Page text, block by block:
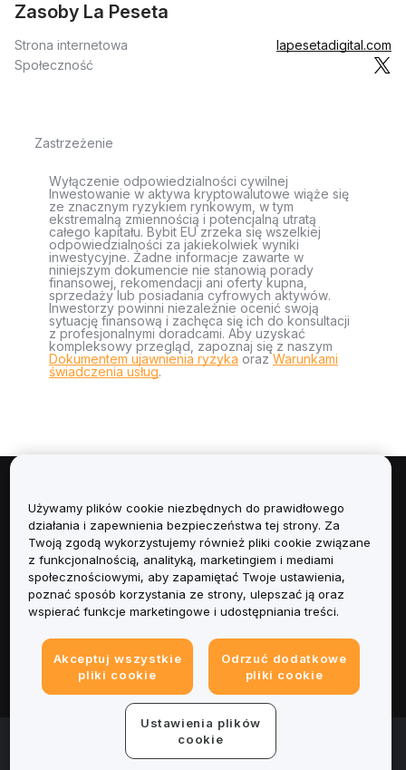
Zasoby La Peseta
Strona internetowa
lapesetadigital.com
Społeczność
Zastrzeżenie
Wyłączenie odpowiedzialności cywilnej
Inwestowanie w aktywa kryptowalutowe wiąże się
ze znacznym ryzykiem rynkowym, w tym
ekstremalną zmiennością i potencjalną utratą
całego kapitału. Bybit EU zrzeka się wszelkiej
odpowiedzialności za jakiekolwiek wyniki
inwestycyjne. Żadne informacje zawarte w
niniejszym dokumencie nie stanowią porady
finansowej, rekomendacji ani oferty kupna,
sprzedaży lub posiadania cyfrowych aktywów.
Inwestorzy powinni niezależnie ocenić swoją
sytuację finansową i zachęca się ich do konsultacji
z profesjonalnymi doradcami. Aby uzyskać
kompleksowy przegląd, zapoznaj się z naszym
Dokumentem ujawnienia ryzyka orazWarunkami
świadczenia usług.
Informacje
Usługi
Obsługa Klienta
Informacje prawne
© 2025-2026 Bybit.eu. All rights reserved.
Używamy plików cookie niezbędnych do prawidłowego
działania i zapewnienia bezpieczeństwa tej strony. Za
Twoją zgodą wykorzystujemy również pliki cookie związane
z funkcjonalnością, analityką, marketingiem i mediami
społecznościowymi, aby zapamiętać Twoje ustawienia,
poznać sposób korzystania ze strony, ulepszać ją oraz
wspierać funkcje marketingowe i udostępniania treści.
Akceptuj wszystkie
pliki cookie
Odrzuć dodatkowe
pliki cookie
Ustawienia plików
cookie